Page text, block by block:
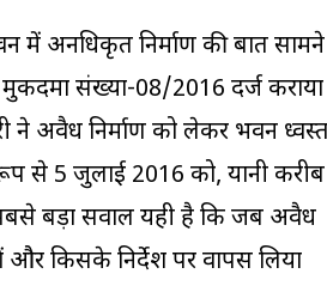
में अनधिकृत निर्माण की बात सामने
संख्या-08/2016 दर्ज
ने अवैध निर्माण को लेकर भवन
से 5 जुलाई 2016 को, यानी करीब
बड़ा सवाल यही है कि जब अवैध
और किसके निर्देश पर वापस लिया